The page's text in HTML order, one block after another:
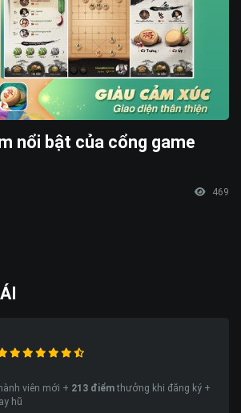
nổi bật của cổng game
469
viên mới + 213 điểmthưởng khi đăng ký +
hũ